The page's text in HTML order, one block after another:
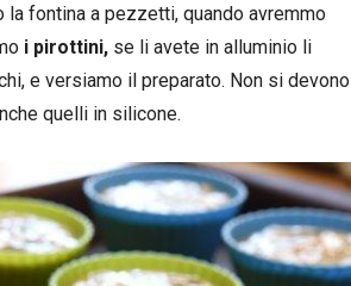
fontina a pezzetti, quando avremmo
i pirottini, se li avete in alluminio li
e versiamo il preparato. Non si devono
quelli in silicone.